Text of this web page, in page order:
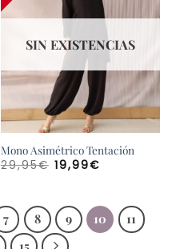
SIN EXISTENCIAS
Mono Asimétrico Tentación
29,95€ El
precio
29,95€.
19,99€El
19,99€.
7 8 9 10
11
15